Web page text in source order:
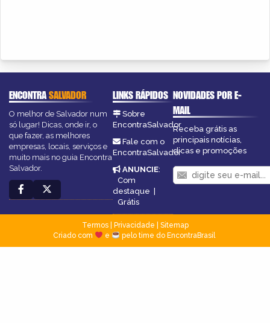
ENCONTRASALVADOR
O melhor de Salvador num
só lugar! Dicas, onde ir, o
que fazer, as melhores
empresas, locais, serviços e
muito mais no guia Encontra
Salvador.
LINKS RÁPIDOS
Sobre
EncontraSalvador
Fale com o
EncontraSalvador
ANUNCIE:
Com
destaque |
Grátis
NOVIDADES POR E-
MAIL
Receba grátis as
principais notícias,
dicas e promoções
Termos| Privacidade
Sitemap
Criado com
e pelo time do EncontraBrasil